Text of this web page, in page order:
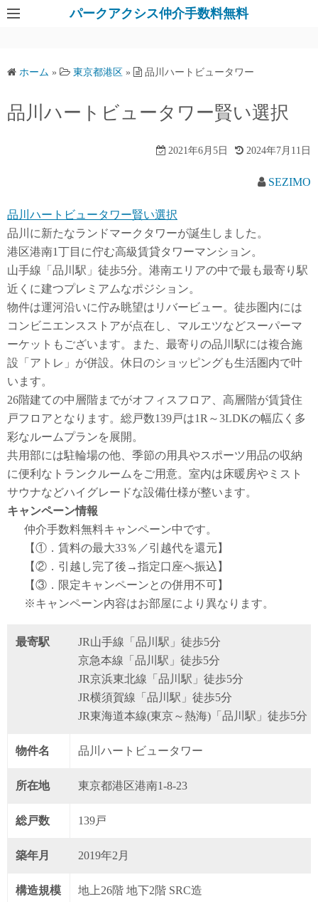
パークアクシス仲介手数料無料
ホーム » 東京都港区 » 品川ハートビュータワー
品川ハートビュータワー賢い選択
2021年6月5日 2024年7月11日
SEZIMO
品川ハートビュータワー賢い選択
品川に新たなランドマークタワーが誕生しました。
港区港南1丁目に佇む高級賃貸タワーマンション。
山手線「品川駅」徒歩5分。港南エリアの中で最も最寄り駅
近くに建つプレミアムなポジション。
物件は運河沿いに佇み眺望はリバービュー。徒歩圏内には
コンビニエンスストアが点在し、マルエツなどスーパーマ
ーケットもございます。また、最寄りの品川駅には複合施
設「アトレ」が併設。休日のショッピングも生活圏内で叶
います。
26階建ての中層階までがオフィスフロア、高層階が賃貸住
戸フロアとなります。総戸数139戸は1R～3LDKの幅広く多
彩なルームプランを展開。
共用部には駐輪場の他、季節の用具やスポーツ用品の収納
に便利なトランクルームをご用意。室内は床暖房やミスト
サウナなどハイグレードな設備仕様が整います。
キャンペーン情報
仲介手数料無料キャンペーン中です。
【①．賃料の最大33％／引越代を還元】
【②．引越し完了後→指定口座へ振込】
【③．限定キャンペーンとの併用不可】
※キャンペーン内容はお部屋により異なります。
最寄駅
JR山手線「品川駅」徒歩5分
京急本線「品川駅」徒歩5分
JR京浜東北線「品川駅」徒歩5分
JR横須賀線「品川駅」徒歩5分
JR東海道本線(東京～熱海)「品川駅」徒歩5分
物件名 品川ハートビュータワー
所在地 東京都港区港南1-8-23
総戸数 139戸
築年月 2019年2月
構造規模 地上26階 地下2階 SRC造